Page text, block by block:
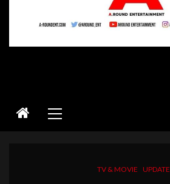
Menu
TV & MOVIE UPDATE